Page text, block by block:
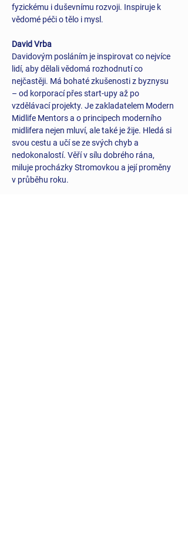
fyzickému i duševnímu rozvoji. Inspiruje k
vědomé péči o tělo i mysl.
David Vrba
Davidovým posláním je inspirovat co nejvíce
lidí, aby dělali vědomá rozhodnutí co
nejčastěji. Má bohaté zkušenosti z byznysu
– od korporací přes start-upy až po
vzdělávací projekty. Je zakladatelem Modern
Midlife Mentors a o principech moderního
midlifera nejen mluví, ale také je žije. Hledá si
svou cestu a učí se ze svých chyb a
nedokonalostí. Věří v sílu dobrého rána,
miluje procházky Stromovkou a její proměny
v průběhu roku.